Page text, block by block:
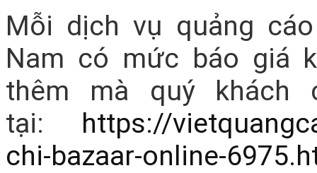
Mỗi dịch vụ quảng
Nam có mức báo giá
thêm mà quý
tại: https://
chi-bazaar-online-